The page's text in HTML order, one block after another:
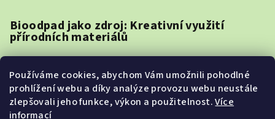
Používáme cookies, abychom Vám umožnili pohodlné
prohlížení webu a díky analýze provozu webu neustále
zlepšovali jeho funkce, výkon a použitelnost.Více
informací
Bioodpad jako zdroj: Kreativní využití
přírodních materiálů
Jak vybrat reklamní předměty pro různé
cílové skupiny: Mileniálové vs. Generace Z